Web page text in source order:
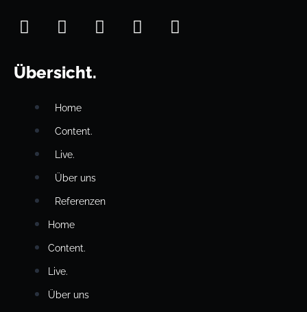
Übersicht.
Home
Content.
Live.
Über uns
Referenzen
Home
Content.
Live.
Über uns